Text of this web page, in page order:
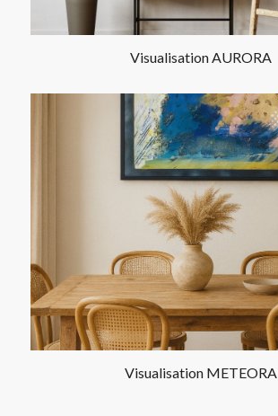
Visualisation AURORA
Visualisation METEORA